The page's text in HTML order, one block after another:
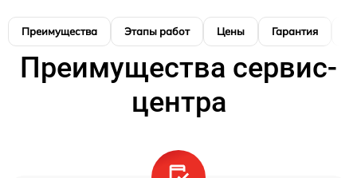
Преимущества Этапы работ Цены Гарантия
Преимущества сервис-
центра